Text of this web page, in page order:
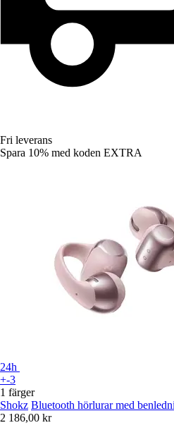
Fri leverans
Spara 10% med koden EXTRA
24h
+-3
1 färger
Shokz Bluetooth hörlurar med
2 186,00 kr